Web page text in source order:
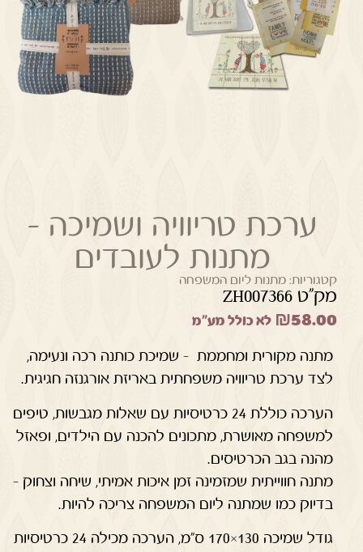
ערכת טריוויה ושמיכה –
מתנות לעובדים
קטגוריות: מתנות ליום המשפחה
מק"ט ZH007366
₪58.00 לא כולל מע"מ
מתנה מקורית ומחממת – שמיכת כותנה רכה ונעימה,
לצד ערכת טריוויה משפחתית באריזת אורגנזה חגיגית.
הערכה כוללת 24 כרטיסיות עם שאלות מגבשות, טיפים
למשפחה מאושרת, מתכונים להכנה עם הילדים, ופאזל
מהנה בגב הכרטיסים.
מתנה חווייתית שמזמינה זמן איכות אמיתי, שיחה וצחוק –
בדיוק כמו שמתנה ליום המשפחה צריכה להיות.
גודל שמיכה 130×170 ס"מ, הערכה מכילה 24 כרטיסיות